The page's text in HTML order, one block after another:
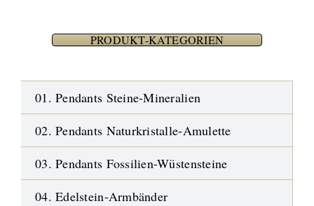
PRODUKT-KATEGORIEN
01. Pendants Steine-Mineralien
02. Pendants Naturkristalle-Amulette
03. Pendants Fossilien-Wüstensteine
04. Edelstein-Armbänder